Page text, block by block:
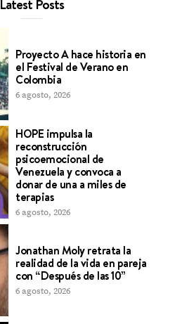
Latest Posts
Proyecto A hace historia en
el Festival de Verano en
Colombia
6 agosto, 2026
HOPE impulsa la
reconstrucción
psicoemocional de
Venezuela y convoca a
donar de una a miles de
terapias
6 agosto, 2026
Jonathan Moly retrata la
realidad de la vida en pareja
con “Después de las 10”
6 agosto, 2026